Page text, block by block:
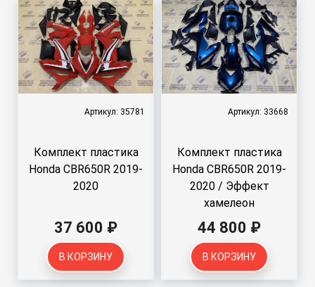
Артикул: 35781
Комплект пластика
Honda CBR650R 2019-
2020
37 600 ₽
В КОРЗИНУ
Артикул: 33668
Комплект пластика
Honda CBR650R 2019-
2020 / Эффект
хамелеон
44 800 ₽
В КОРЗИНУ